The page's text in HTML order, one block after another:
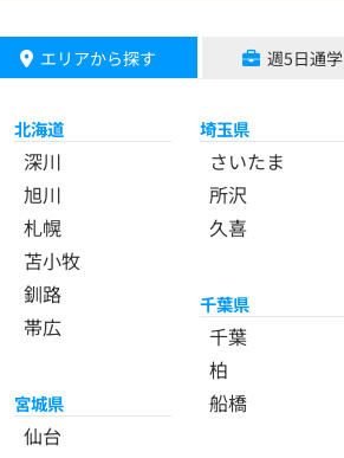
エリアから探す 週5日通学
北海道
深川
旭川
札幌
苫小牧
釧路
帯広
宮城県
仙台
埼玉県
さいたま
所沢
久喜
千葉県
千葉
柏
船橋